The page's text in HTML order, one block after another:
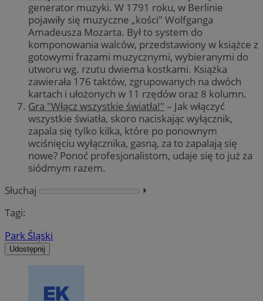
generator muzyki. W 1791 roku, w Berlinie
pojawiły się muzyczne „kości" Wolfganga
Amadeusza Mozarta. Był to system do
komponowania walców, przedstawiony w książce z
gotowymi frazami muzycznymi, wybieranymi do
utworu wg. rzutu dwiema kostkami. Książka
zawierała 176 taktów, zgrupowanych na dwóch
kartach i ułożonych w 11 rzędów oraz 8 kolumn.
Gra "Włącz wszystkie światła!" – Jak włączyć
wszystkie światła, skoro naciskając wyłącznik,
zapala się tylko kilka, które po ponownym
wciśnięciu wyłącznika, gasną, za to zapalają się
nowe? Ponoć profesjonalistom, udaje się to już za
siódmym razem.
Słuchaj
⏵︎
Tagi:
Park Śląski
Udostępnij